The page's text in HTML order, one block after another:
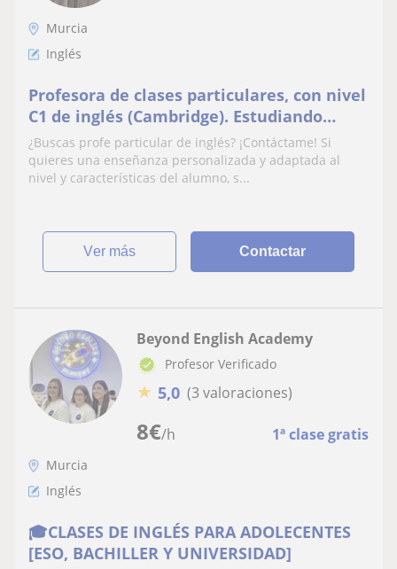
Murcia
Inglés
Profesora de clases particulares, con nivel
C1 de inglés (Cambridge). Estudiando
Educación Infantil.
¿Buscas profe particular de inglés? ¡Contáctame! Si
quieres una enseñanza personalizada y adaptada al
nivel y características del alumno, s...
ver más Contactar
8€/h 1ª clase gratis
Beyond English Academy
Profesor Verificado
★ 5,0 (3 valoraciones)
Murcia
Inglés
🎓CLASES DE INGLÉS PARA ADOLECENTES
[ESO, BACHILLER Y UNIVERSIDAD]